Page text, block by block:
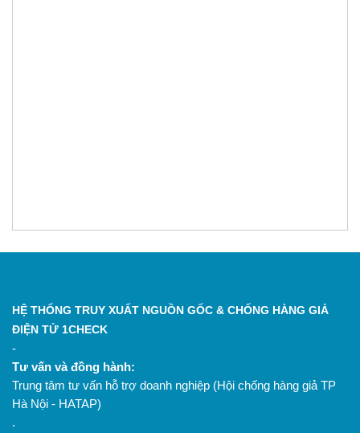
HỆ THỐNG TRUY XUẤT NGUỒN GỐC & CHỐNG HÀNG GIẢ
ĐIỆN TỬ 1CHECK
-
Tư vấn và đồng hành:
Trung tâm tư vấn hỗ trợ doanh nghiệp (Hội chống hàng giả TP
Hà Nội - HATAP)
.